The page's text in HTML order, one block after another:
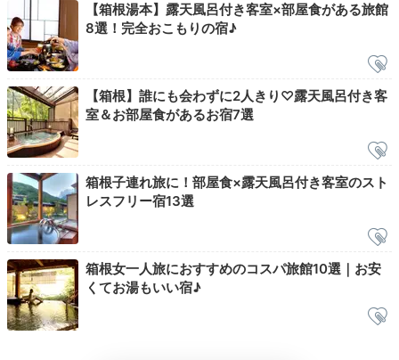
朝食は食事処で和洋ビュッフェをいただきましょう。和
食、洋食、スイーツと種類が豊富で、どれを食べようか
迷ってしまいそう。いろいろな味を楽しめて、朝から幸
せな気分になれますよ。
kyyn913126
和食膳をいただきました。朝もボリューム満点で、9種
の小鉢が全て美味しかったです！
【箱根湯本】露天風呂付き客室×部屋食がある旅館
8選！完全おこもりの宿♪
【箱根】誰にも会わずに2人きり♡露天風呂付き客
室＆お部屋食があるお宿7選
箱根子連れ旅に！部屋食×露天風呂付き客室のスト
レスフリー宿13選
箱根女一人旅におすすめのコスパ旅館10選｜お安
くてお湯もいい宿♪